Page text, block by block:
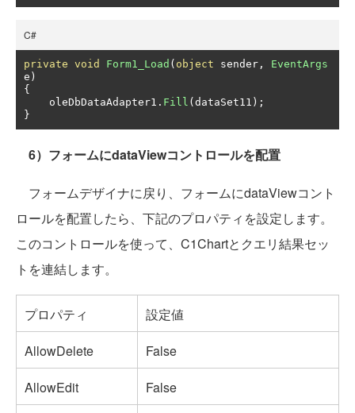
C#
private void Form1_Load ( object sender ,
EventArgs
e )
{
    oleDbDataAdapter1
. Fill (dataSet11 );
}
6）フォームにdataViewコントロールを配置
フォームデザイナに戻り、フォームにdataViewコント
ロールを配置したら、下記のプロパティを設定します。
このコントロールを使って、C1Chartとクエリ結果セッ
トを連結します。
プロパティ
設定値
AllowDelete
False
AllowEdit
False